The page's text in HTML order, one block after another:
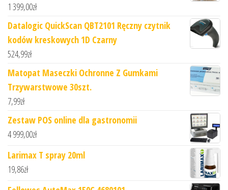
1 399,00zł
Datalogic QuickScan QBT2101 Ręczny czytnik
kodów kreskowych 1D Czarny
524,99zł
Matopat Maseczki Ochronne Z Gumkami
Trzywarstwowe 30szt.
7,99zł
Zestaw POS online dla gastronomii
4 999,00zł
Larimax T spray 20ml
19,86zł